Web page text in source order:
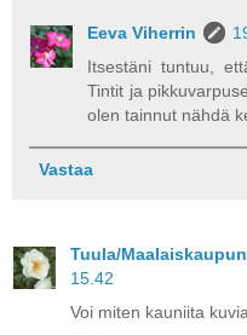
Eeva Viherrin
Itsestäni tuntuu,
Tintit ja
olen tainnut nähdä
Vastaa
Tuula/
15.42
Voi miten kauniita